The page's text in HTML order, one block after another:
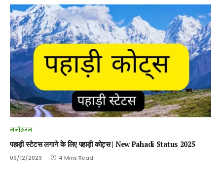
मनोरंजन
पहाड़ी स्टेटस लगाने के लिए पहाड़ी कोट्स | New Pahadi Status 2025
09/12/2023 4 Mins Read